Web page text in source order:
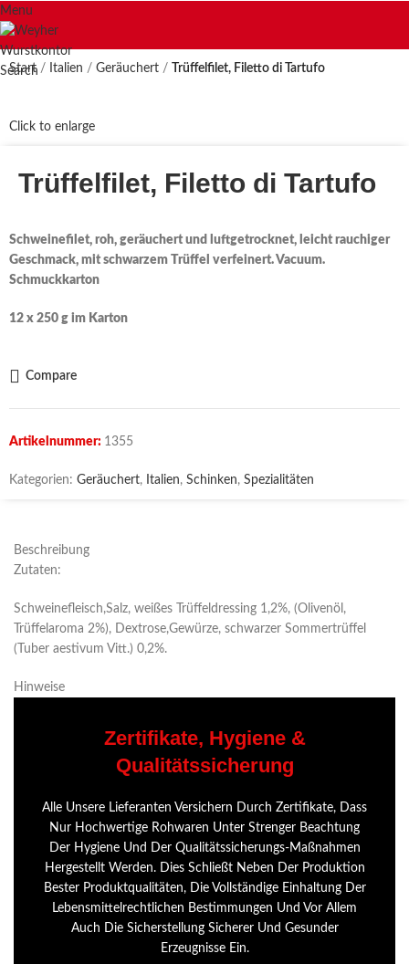
Menu
Search
Start Italien Geräuchert Trüffelfilet, Filetto di Tartufo
Click to enlarge
Trüffelfilet, Filetto di Tartufo
Schweinefilet, roh, geräuchert und luftgetrocknet, leicht rauchiger
Geschmack, mit schwarzem Trüffel verfeinert. Vacuum.
Schmuckkarton
12 x 250 g im Karton
Compare
Artikelnummer: 1355
Kategorien: Geräuchert, Italien, Schinken, Spezialitäten
Beschreibung
Zutaten:
Schweinefleisch,Salz, weißes Trüffeldressing 1,2%, (Olivenöl,
Trüffelaroma 2%), Dextrose,Gewürze, schwarzer Sommertrüffel
(Tuber aestivum Vitt.) 0,2%.
Hinweise
Zertifikate, Hygiene &
Qualitätssicherung
Alle Unsere Lieferanten Versichern Durch Zertifikate, Dass
Nur Hochwertige Rohwaren Unter Strenger Beachtung
Der Hygiene Und Der Qualitätssicherungs-Maßnahmen
Hergestellt Werden. Dies Schließt Neben Der Produktion
Bester Produktqualitäten, Die Vollständige Einhaltung Der
Lebensmittelrechtlichen Bestimmungen Und Vor Allem
Auch Die Sicherstellung Sicherer Und Gesunder
Erzeugnisse Ein.